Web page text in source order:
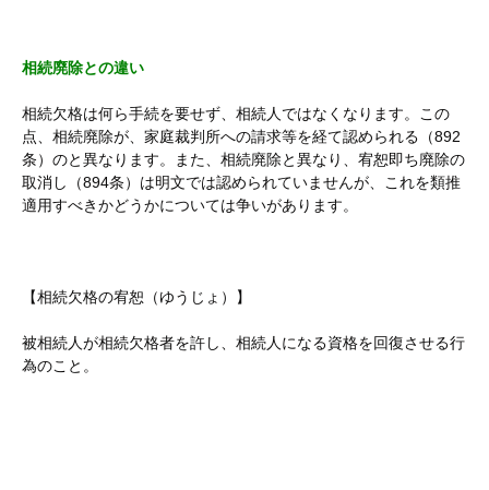
相続廃除との違い
相続欠格は何ら手続を要せず、相続人ではなくなります。この
点、相続廃除が、家庭裁判所への請求等を経て認められる（892
条）のと異なります。また、相続廃除と異なり、宥恕即ち廃除の
取消し（894条）は明文では認められていませんが、これを類推
適用すべきかどうかについては争いがあります。
【相続欠格の宥恕（ゆうじょ）】
被相続人が相続欠格者を許し、相続人になる資格を回復させる行
為のこと。